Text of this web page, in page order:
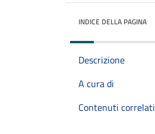
INDICE DELLA PAGINA
Descrizione
A cura di
Contenuti correlati